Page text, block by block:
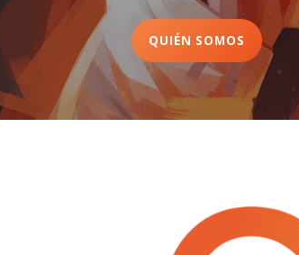
QUIÉN SOMOS